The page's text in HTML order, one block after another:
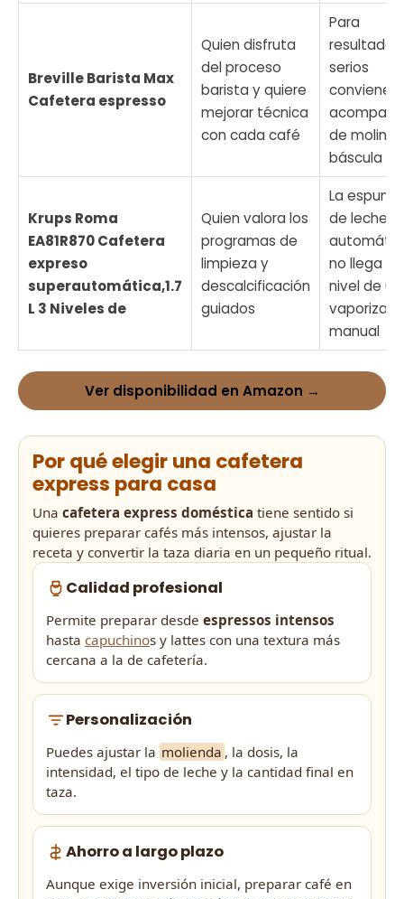
Breville Barista Max
Cafetera espresso
Quien disfruta
del proceso
barista y quiere
mejorar técnica
con cada café
Para
resultados
serios
conviene
de
báscula
Krups Roma
EA81R870 Cafetera
expreso
superautomática,1.7
L 3 Niveles de
Quien valora los
programas de
limpieza y
descalcificación
guiados
La espuma
de leche
no llega al
nivel de
manual
Ver disponibilidad en Amazon →
Por qué elegir una cafetera
express para casa
Una cafetera express doméstica tiene sentido si
quieres preparar cafés más intensos, ajustar la
receta y convertir la taza diaria en un pequeño ritual.
Calidad profesional
Permite preparar desde espressos intensos
hasta capuchinos y lattes con una textura más
cercana a la de cafetería.
Personalización
Puedes ajustar la molienda , la dosis, la
intensidad, el tipo de leche y la cantidad final en
taza.
Ahorro a largo plazo
Aunque exige inversión inicial, preparar café en